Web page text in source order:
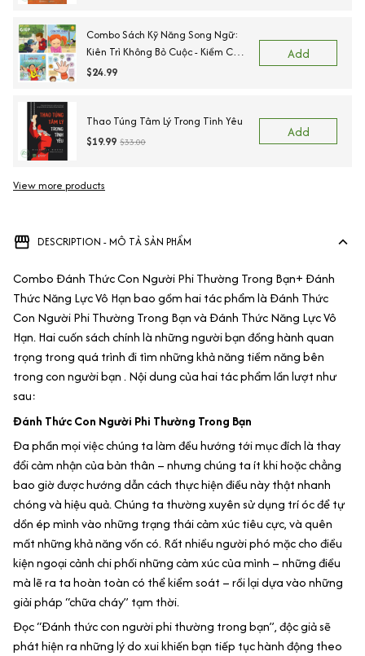
Combo Sách Kỹ Năng Song Ngữ:
Kiên Trì Không Bỏ Cuộc - Kiềm Chế
Cơn Tức Giận - Ngõ Lời Khi Cần
$24.99
Add
Thao Túng Tâm Lý Trong Tình Yêu
$19.99 $33.00
Add
View more products
DESCRIPTION - MÔ TẢ SẢN PHẨM
Combo Đánh Thức Con Người Phi Thường Trong Bạn+ Đánh
Thức Năng Lực Vô Hạn bao gồm hai tác phẩm là Đánh Thức
Con Người Phi Thường Trong Bạn và Đánh Thức Năng Lực Vô
Hạn. Hai cuốn sách chính là những người bạn đồng hành quan
trọng trong quá trình đi tìm những khả năng tiềm năng bên
trong con người bạn . Nội dung của hai tác phẩm lần lượt như
sau:
Đánh Thức Con Người Phi Thường Trong Bạn
Đa phần mọi việc chúng ta làm đều hướng tới mục đích là thay
đổi cảm nhận của bản thân – nhưng chúng ta ít khi hoặc chẳng
bao giờ được hướng dẫn cách thực hiện điều này thật nhanh
chóng và hiệu quả. Chúng ta thường xuyên sử dụng trí óc để tự
dồn ép mình vào những trạng thái cảm xúc tiêu cực, và quên
mất những khả năng vốn có. Rất nhiều người phó mặc cho điều
kiện ngoại cảnh chi phối những cảm xúc của mình – những điều
mà lẽ ra ta hoàn toàn có thể kiểm soát – rồi lại dựa vào những
giải pháp “chữa cháy” tạm thời.
Đọc “Đánh thức con người phi thường trong bạn”, độc giả sẽ
phát hiện ra những lý do xui khiến bạn tiếp tục hành động theo